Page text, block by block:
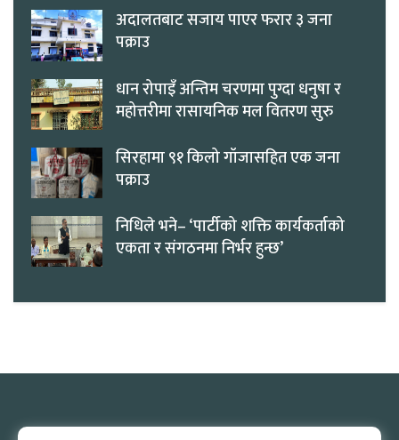
अदालतबाट सजाय पाएर फरार ३ जना
पक्राउ
धान रोपाइँ अन्तिम चरणमा पुग्दा धनुषा र
महोत्तरीमा रासायनिक मल वितरण सुरु
सिरहामा ९१ किलो गाँजासहित एक जना
पक्राउ
निधिले भने– ‘पार्टीको शक्ति कार्यकर्ताको
एकता र संगठनमा निर्भर हुन्छ’